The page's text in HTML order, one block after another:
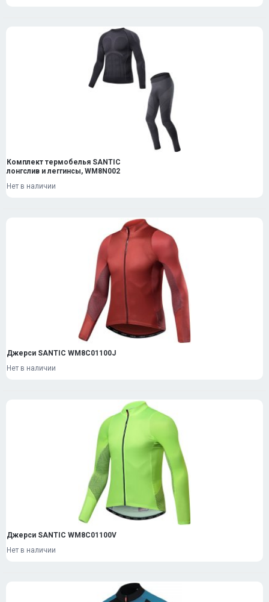
Комплект термобелья SANTIC
лонгслив и леггинсы, WM8N002
Нет в наличии
Джерси SANTIC WM8C01100J
Нет в наличии
Джерси SANTIC WM8C01100V
Нет в наличии